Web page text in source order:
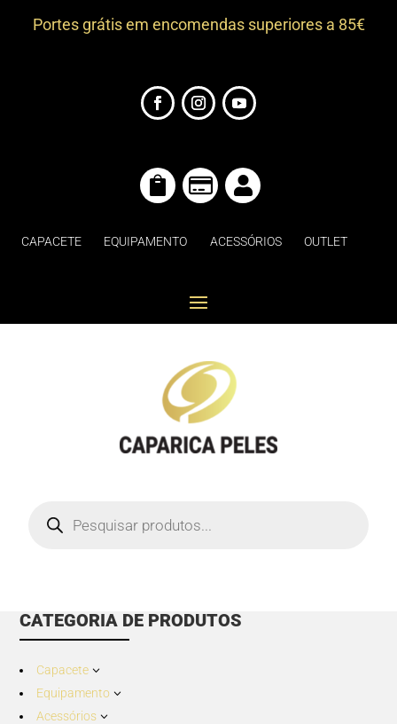
Portes grátis em encomendas superiores a 85€
  
CAPACETE EQUIPAMENTO ACESSÓRIOS OUTLET
search
CATEGORIA DE PRODUTOS
Capacete 3
Equipamento 3
Acessórios 3